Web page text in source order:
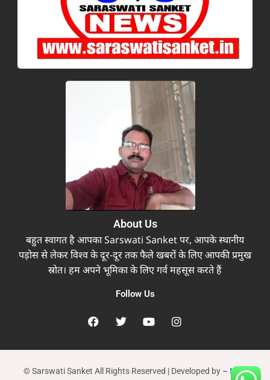
About Us
बहुत स्वागत है आपका Sarswati Sanket पर, आपके स्थानीय
पड़ोस से लेकर विश्व के दूर-दूर तक फैले खबरों के लिए आपकी प्रमुख
स्रोत। हम अपने भूमिका के लिए गर्व महसूस करते हैं
Follow Us
© Sarswati Sanket All Rights Reserved | Developed by – New